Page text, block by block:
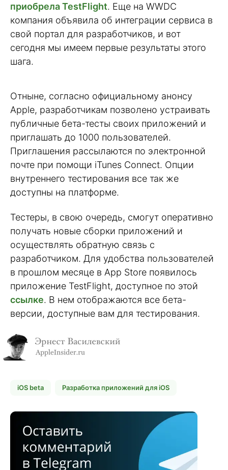
приобрела TestFlight. Еще на WWDC
компания объявила об интеграции сервиса в
свой портал для разработчиков, и вот
сегодня мы имеем первые результаты этого
шага.
Отныне, согласно официальному анонсу
Apple, разработчикам позволено устраивать
публичные бета-тесты своих приложений и
приглашать до 1000 пользователей.
Приглашения рассылаются по электронной
почте при помощи iTunes Connect. Опции
внутреннего тестирования все так же
доступны на платформе.
Тестеры, в свою очередь, смогут оперативно
получать новые сборки приложений и
осуществлять обратную связь с
разработчиком. Для удобства пользователей
в прошлом месяце в App Store появилось
приложение TestFlight, доступное по этой
ссылке. В нем отображаются все бета-
версии, доступные вам для тестирования.
iOS beta Разработка приложений для iOS